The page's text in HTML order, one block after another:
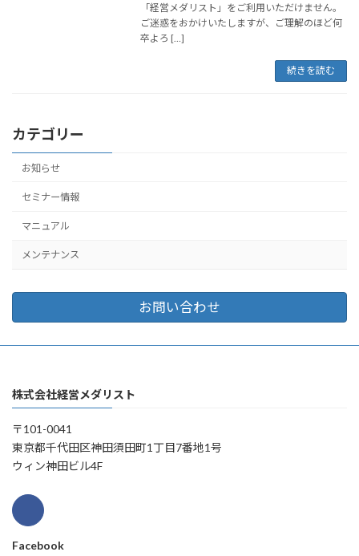
「経営メダリスト」をご利用いただけません。
ご迷惑をおかけいたしますが、ご理解のほど何
卒よろ […]
続きを読む
カテゴリー
お知らせ
セミナー情報
マニュアル
メンテナンス
お問い合わせ
株式会社経営メダリスト
〒101-0041
東京都千代田区神田須田町1丁目7番地1号
ウィン神田ビル4F
Facebook